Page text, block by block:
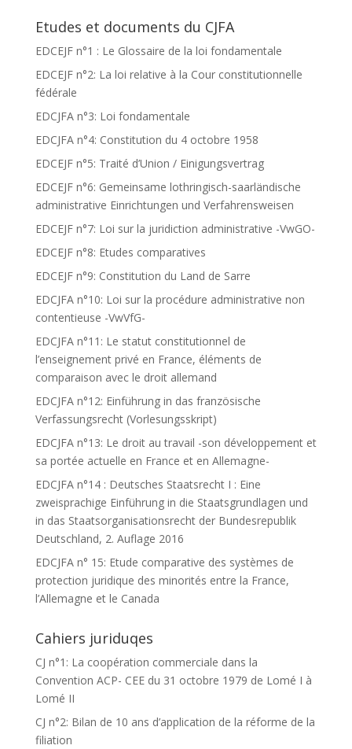
Etudes et documents du CJFA
EDCEJF n°1 : Le Glossaire de la loi fondamentale
EDCEJF n°2: La loi relative à la Cour constitutionnelle
fédérale
EDCJFA n°3: Loi fondamentale
EDCJFA n°4: Constitution du 4 octobre 1958
EDCEJF n°5: Traité d’Union / Einigungsvertrag
EDCEJF n°6: Gemeinsame lothringisch-saarländische
administrative Einrichtungen und Verfahrensweisen
EDCEJF n°7: Loi sur la juridiction administrative -VwGO-
EDCEJF n°8: Etudes comparatives
EDCEJF n°9: Constitution du Land de Sarre
EDCJFA n°10: Loi sur la procédure administrative non
contentieuse -VwVfG-
EDCJFA n°11: Le statut constitutionnel de
l’enseignement privé en France, éléments de
comparaison avec le droit allemand
EDCJFA n°12: Einführung in das französische
Verfassungsrecht (Vorlesungsskript)
EDCJFA n°13: Le droit au travail -son développement et
sa portée actuelle en France et en Allemagne-
EDCJFA n°14 : Deutsches Staatsrecht I : Eine
zweisprachige Einführung in die Staatsgrundlagen und
in das Staatsorganisationsrecht der Bundesrepublik
Deutschland, 2. Auflage 2016
EDCJFA n° 15: Etude comparative des systèmes de
protection juridique des minorités entre la France,
l’Allemagne et le Canada
Cahiers juriduqes
CJ n°1: La coopération commerciale dans la
Convention ACP- CEE du 31 octobre 1979 de Lomé I à
Lomé II
CJ n°2: Bilan de 10 ans d’application de la réforme de la
filiation